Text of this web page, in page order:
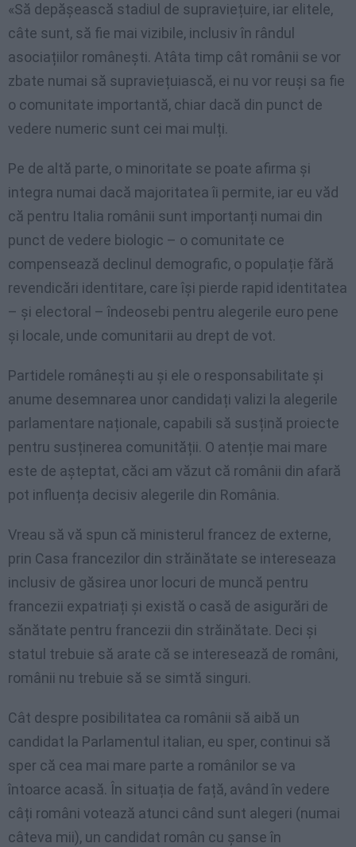
«Să depășească stadiul de supraviețuire, iar elitele,
câte sunt, să fie mai vizibile, inclusiv în rândul
asociațiilor românești. Atâta timp cât românii se vor
zbate numai să supraviețuiască, ei nu vor reuși sa fie
o comunitate importantă, chiar dacă din punct de
vedere numeric sunt cei mai mulți.
Pe de altă parte, o minoritate se poate afirma și
integra numai dacă majoritatea îi permite, iar eu văd
că pentru Italia românii sunt importanți numai din
punct de vedere biologic – o comunitate ce
compensează declinul demografic, o populație fără
revendicări identitare, care își pierde rapid identitatea
– și electoral – îndeosebi pentru alegerile euro pene
și locale, unde comunitarii au drept de vot.
Partidele românești au și ele o responsabilitate și
anume desemnarea unor candidați valizi la alegerile
parlamentare naționale, capabili să susțină proiecte
pentru susținerea comunității. O atenție mai mare
este de așteptat, căci am văzut că românii din afară
pot influența decisiv alegerile din România.
Vreau să vă spun că ministerul francez de externe,
prin Casa francezilor din străinătate se intereseaza
inclusiv de găsirea unor locuri de muncă pentru
francezii expatriați și există o casă de asigurări de
sănătate pentru francezii din străinătate. Deci și
statul trebuie să arate că se interesează de români,
românii nu trebuie să se simtă singuri.
Cât despre posibilitatea ca românii să aibă un
candidat la Parlamentul italian, eu sper, continui să
sper că cea mai mare parte a românilor se va
întoarce acasă. În situația de față, având în vedere
câți români votează atunci când sunt alegeri (numai
câteva mii), un candidat român cu șanse în